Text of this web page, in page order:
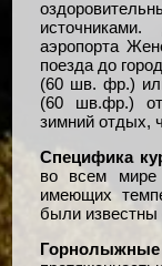
аэропорта
поезда до
(60 шв. фр.)
(60 шв.фр.)
зимний отдых,
Специфика
во всем мире
имеющих
были